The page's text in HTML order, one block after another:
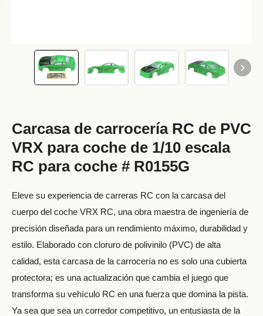
Carcasa de carrocería RC de PVC
VRX para coche de 1/10 escala
RC para coche # R0155G
Eleve su experiencia de carreras RC con la carcasa del
cuerpo del coche VRX RC, una obra maestra de ingeniería de
precisión diseñada para un rendimiento máximo, durabilidad y
estilo. Elaborado con cloruro de polivinilo (PVC) de alta
calidad, esta carcasa de la carrocería no es solo una cubierta
protectora; es una actualización que cambia el juego que
transforma su vehículo RC en una fuerza que domina la pista.
Ya sea que sea un corredor competitivo, un entusiasta de la